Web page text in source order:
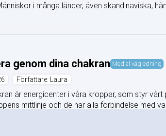
i många länder, även skandinaviska,
genom dina chakran Medial vägledning
Författare: Laura
är energicenter i våra kroppar, som styr
mittlinje och de har alla förbindelse med